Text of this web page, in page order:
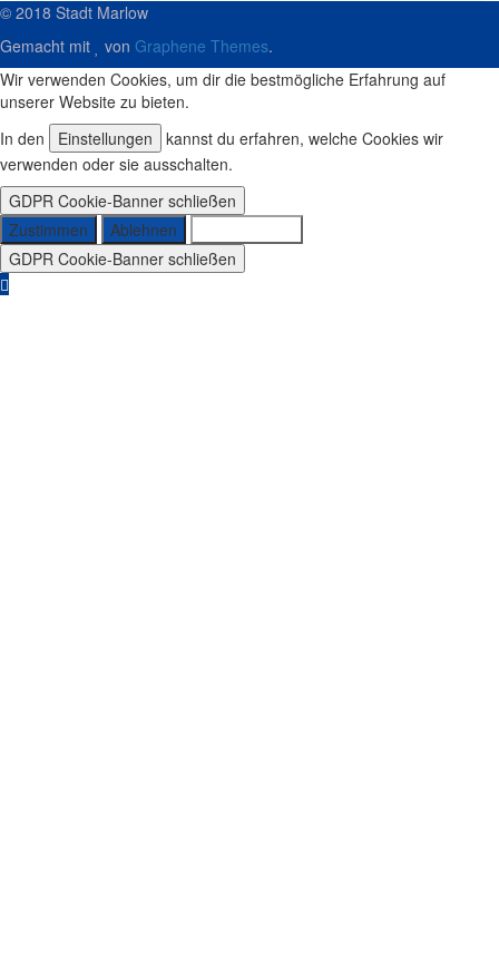
© 2018 Stadt Marlow
Gemacht mit
von Graphene Themes.
Wir verwenden Cookies, um dir die bestmögliche Erfahrung auf
unserer Website zu bieten.
In den
Einstellungen
kannst du erfahren, welche Cookies wir
verwenden oder sie ausschalten.
GDPR Cookie-Banner schließen
Zustimmen
Ablehnen
GDPR Cookie-Banner schließen